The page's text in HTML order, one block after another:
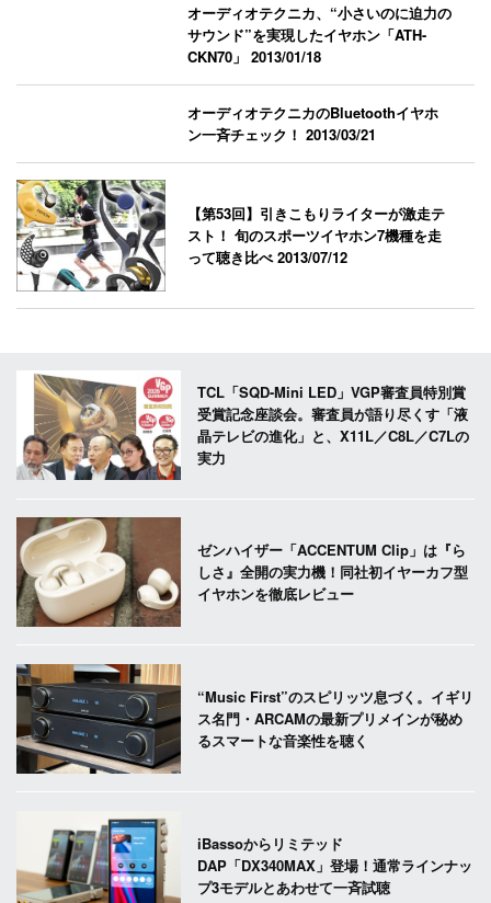
オーディオテクニカ、“小さいのに迫力の
サウンド”を実現したイヤホン「ATH-
CKN70」2013/01/18
オーディオテクニカのBluetoothイヤホ
ン一斉チェック！2013/03/21
【第53回】引きこもりライターが激走テ
スト！ 旬のスポーツイヤホン7機種を走
って聴き比べ2013/07/12
TCL「SQD-Mini LED」VGP審査員特別賞
受賞記念座談会。審査員が語り尽くす「液
晶テレビの進化」と、X11L／C8L／C7Lの
実力
ゼンハイザー「ACCENTUM Clip」は『ら
しさ』全開の実力機！同社初イヤーカフ型
イヤホンを徹底レビュー
“Music First”のスピリッツ息づく。イギリ
ス名門・ARCAMの最新プリメインが秘め
るスマートな音楽性を聴く
iBassoからリミテッド
DAP「DX340MAX」登場！通常ラインナッ
プ3モデルとあわせて一斉試聴